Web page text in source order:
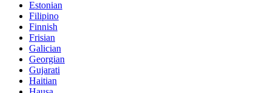
Estonian
Filipino
Finnish
Frisian
Galician
Georgian
Gujarati
Haitian